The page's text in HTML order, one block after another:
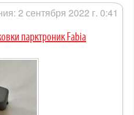
2 сентября 2022 г. 0:41
парктроник Fabia